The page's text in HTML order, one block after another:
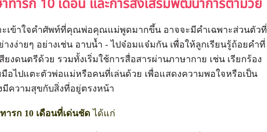
ารก 10 เดือน และการส่งเสริมพัฒนาการตามวัย
เข้าใจคำศัพท์ที่คุณพ่อคุณแม่พูดมากขึ้น อาจจะมีคำเฉพาะส่วนตัวที่
งง่ายๆ อย่างเช่น อาบน้ำ - ไปจ๋อมแจ๋มกัน เพื่อให้ลูกเรียนรู้ถ้อยคำที่
ยงดนตรีด้วย รวมทั้งเริ่มใช้การสื่อสารผ่านภาษากาย เช่น เรียกร้อง
อไปแตะตัวพ่อแม่หรือคนที่เล่นด้วย เพื่อแสดงความพอใจหรือเป็น
ความสุขกับสิ่งที่อยู่ตรงหน้า
รก 10 เดือนที่เด่นชัด ได้แก่